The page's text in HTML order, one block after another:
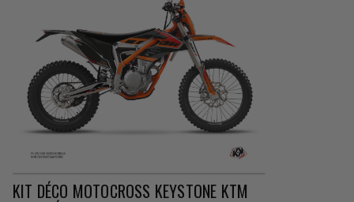
KIT DÉCO MOTOCROSS KEYSTONE KTM